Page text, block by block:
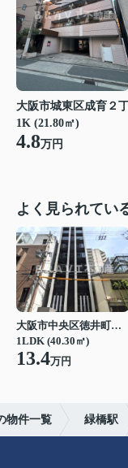
大阪市城東区成育２
1K (21.80㎡)
4.8万円
よく見られてい
大阪市中央区徳井町２丁目
1LDK (40.30㎡)
13.4万円
物件一覧 緑橋駅